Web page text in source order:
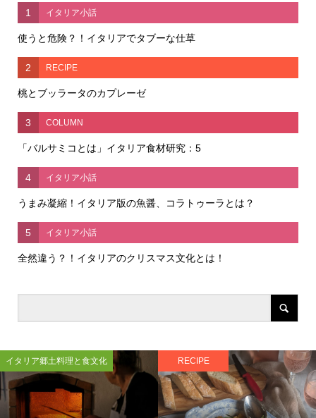
1 イタリア小話
使うと危険？！イタリアでタブーな仕草
2 RECIPE
桃とブッラータのカプレーゼ
3 COLUMN
「バルサミコとは」イタリア食材研究：5
4 イタリア小話
うまみ凝縮！イタリア版の魚醤、コラトゥーラとは？
5 イタリア小話
全然違う？！イタリアのクリスマス文化とは！
イタリア郷土料理と食文化 RECIPE